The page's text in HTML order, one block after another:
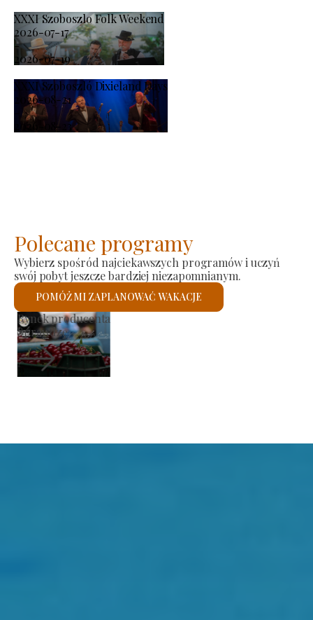
XXXI Szoboszlo Folk Weekend
2026-07-17
-
2026-07-19
XXXI Szoboszló Dixieland Days
2026-08-21
-
2026-08-23
Polecane programy
Wybierz spośród najciekawszych programów i uczyń
swój pobyt jeszcze bardziej niezapomnianym.
POMÓŻ MI ZAPLANOWAĆ WAKACJE
Kościół rzymskokatolicki św.
Sprawdzę